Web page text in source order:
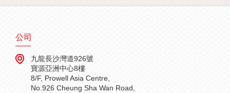
公司
九龍長沙灣道926號
寶源亞洲中心8樓
8/F, Prowell Asia Centre,
No.926 Cheung Sha Wan Road,